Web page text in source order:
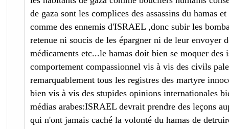
de gaza sont les complices des assassins du hamas
comme des ennemis d'ISRAEL ,donc subir les
retenue ni soucis de les épargner ni de leur envoyer
médicaments etc...le hamas doit bien se moquer des
comportement compassionnel vis à vis des civils
remarquablement tous les registres des martyre
bien vis à vis des stupides opinions internationales
médias arabes:ISRAEL devrait prendre des leçons
qui n'ont jamais caché la volonté du hamas de